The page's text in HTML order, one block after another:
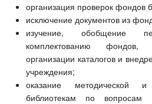
организация проверок фондов
исключение документов из
изучение, обобщение
комплектованию фондов,
организации каталогов и
учреждения;
оказание методической
библиотекам по вопросам